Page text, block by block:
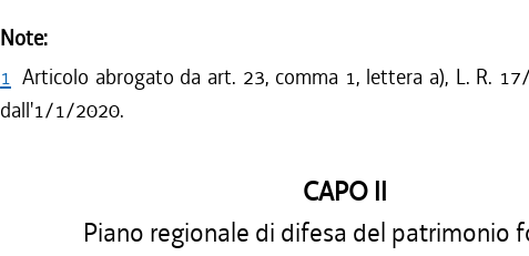
Note:
1 Articolo abrogato da art. 23, comma 1, lettera a), L. R.
dall'1/1/2020.
CAPO II
Piano regionale di difesa del patrimonio